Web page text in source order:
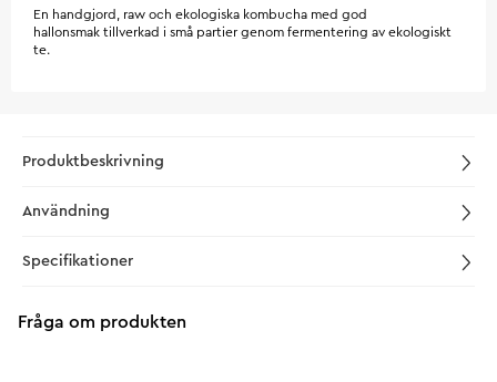
En handgjord, raw och ekologiska kombucha med god
hallonsmak tillverkad i små partier genom fermentering av ekologiskt
te.
Produktbeskrivning
Användning
Specifikationer
Fråga om produkten